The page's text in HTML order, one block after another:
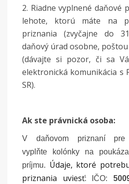
2. Riadne vyplnené daňové
lehote, ktorú máte na
priznania (zvyčajne do
daňový úrad osobne,
(dávajte si pozor, či sa
elektronická komunikácia s
SR).
Ak ste právnická osoba:
V daňovom priznaní pre
vyplňte kolónky na
príjmu. Údaje, ktoré
priznania uviesť:
IČO: